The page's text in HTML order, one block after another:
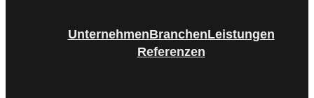
UnternehmenBranchenLeistungen
Referenzen